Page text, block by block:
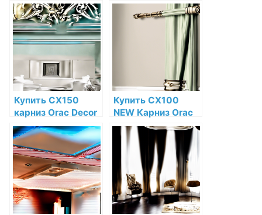
низкой цене в
интернет-
магазине
Orac Decor по
Купить CX150
карниз Orac Decor
Дюрополимер по
низкой цене в
интернет-
магазине
Купить CX100
NEW Карниз Orac
Decor
Дюрополимер по
низкой цене в
интернет-
магазине